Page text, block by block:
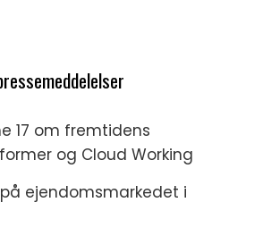
17 om fremtidens
og Cloud Working
ejendomsmarkedet i